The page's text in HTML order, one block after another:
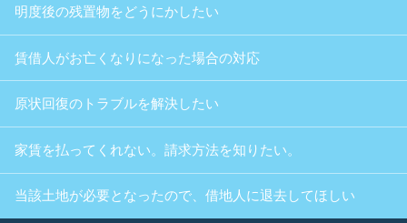
明度後の残置物をどうにかしたい
賃借人がお亡くなりになった場合の対応
原状回復のトラブルを解決したい
家賃を払ってくれない。請求方法を知りたい。
当該土地が必要となったので、借地人に退去してほしい